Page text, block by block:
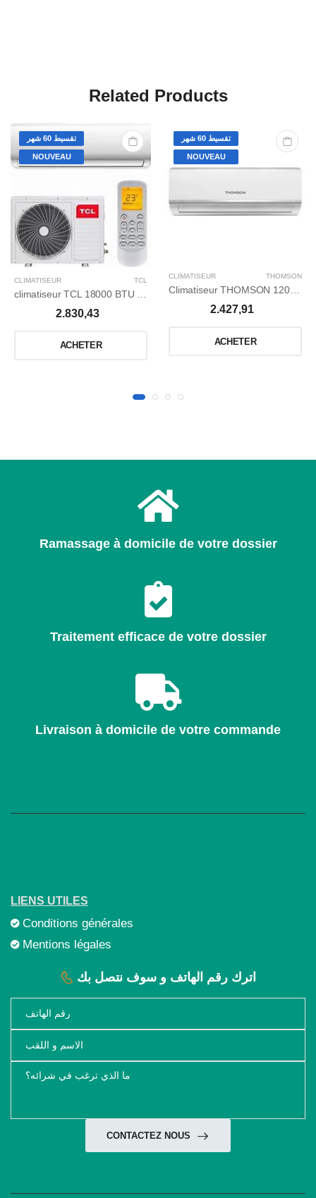
Related Products
تقسيط 60 شهر
NOUVEAU
CLIMATISEUR TCL
2.830,43
ACHETER
تقسيط 60 شهر
NOUVEAU
CLIMATISEUR THOMSON
Climatiseur THOMSON 12000 BTU T1*
2.427,91
ACHETER
Ramassage à domicile de votre dossier
Traitement efficace de votre dossier
Livraison à domicile de votre commande
LIENS UTILES
Conditions générales
Mentions légales
اترك رقم الهاتف و سوف نتصل بك
CONTACTEZ NOUS